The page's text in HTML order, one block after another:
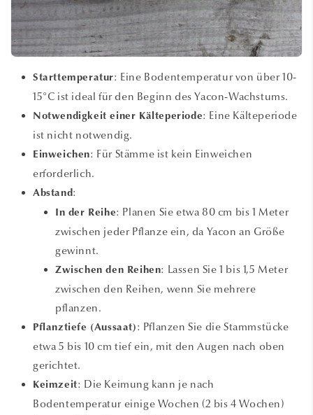
Starttemperatur: Eine Bodentemperatur von über 10-
15°C ist ideal für den Beginn des Yacon-Wachstums.
Notwendigkeit einer Kälteperiode: Eine Kälteperiode
ist nicht notwendig.
Einweichen: Für Stämme ist kein Einweichen
erforderlich.
Abstand :
In der Reihe: Planen Sie etwa 80 cm bis 1 Meter
zwischen jeder Pflanze ein, da Yacon an Größe
gewinnt.
Zwischen den Reihen: Lassen Sie 1 bis 1,5 Meter
zwischen den Reihen, wenn Sie mehrere
pflanzen.
Pflanztiefe (Aussaat) : Pflanzen Sie die Stammstücke
etwa 5 bis 10 cm tief ein, mit den Augen nach oben
gerichtet.
Keimzeit: Die Keimung kann je nach
Bodentemperatur einige Wochen (2 bis 4 Wochen)